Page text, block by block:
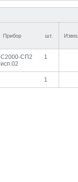
Прибор шт.
С2000-СП2
исп.02
1
1